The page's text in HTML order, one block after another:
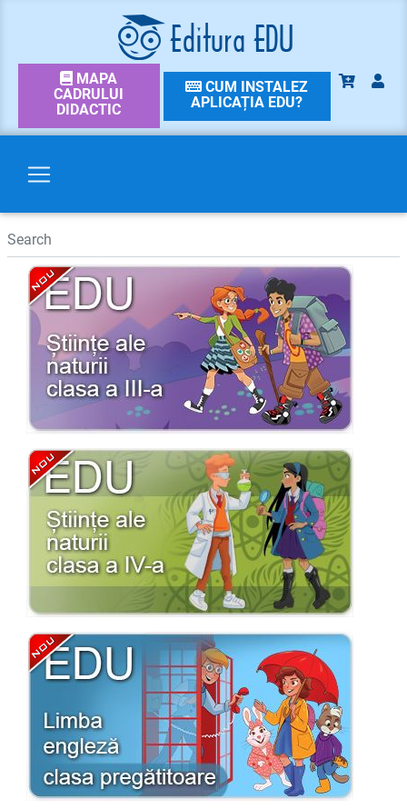
MAPA
CADRULUI
DIDACTIC
CUM INSTALEZ
APLICAȚIA EDU?